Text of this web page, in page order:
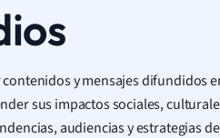
y mensajes difundidos
sus impactos sociales,
audiencias y estrategias de